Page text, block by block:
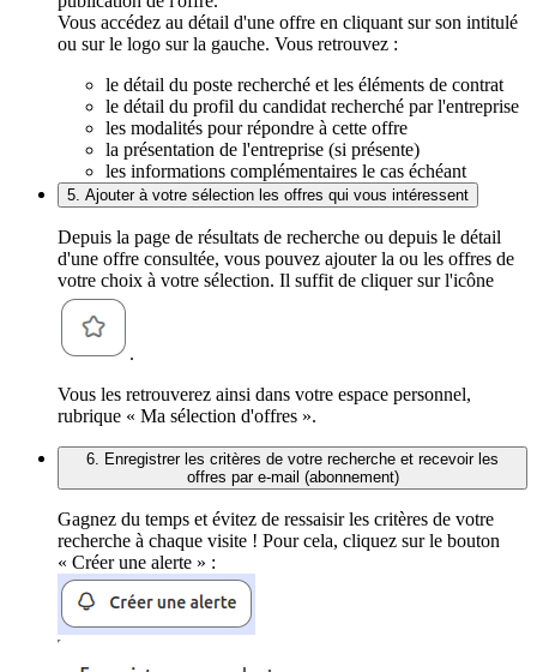
Vous accédez au détail d'une offre en cliquant sur son intitulé
ou sur le logo sur la gauche. Vous retrouvez :
le détail du poste recherché et les éléments de contrat
le détail du profil du candidat recherché par l'entreprise
les modalités pour répondre à cette offre
la présentation de l'entreprise (si présente)
les informations complémentaires le cas échéant
5. Ajouter à votre sélection les offres qui vous intéressent
Depuis la page de résultats de recherche ou depuis le détail
d'une offre consultée, vous pouvez ajouter la ou les offres de
votre choix à votre sélection. Il suffit de cliquer sur l'icône
.
Vous les retrouverez ainsi dans votre espace personnel,
rubrique « Ma sélection d'offres ».
6. Enregistrer les critères de votre recherche et recevoir les
offres par e-mail (abonnement)
Gagnez du temps et évitez de ressaisir les critères de votre
recherche à chaque visite ! Pour cela, cliquez sur le bouton
« Créer une alerte » :